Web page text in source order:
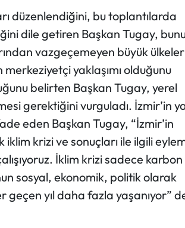
düzenlendiğini, bu toplantılarda
dile getiren Başkan Tugay,
vazgeçemeyen büyük
yaklaşımı olduğunu
belirten Başkan Tugay, yerel
gerektiğini vurguladı. İzmir’in
eden Başkan Tugay, “İzmir’in
krizi ve sonuçları ile ilgili
İklim krizi sadece karbon
sosyal, ekonomik, politik olarak
geçen yıl daha fazla yaşanıyor”